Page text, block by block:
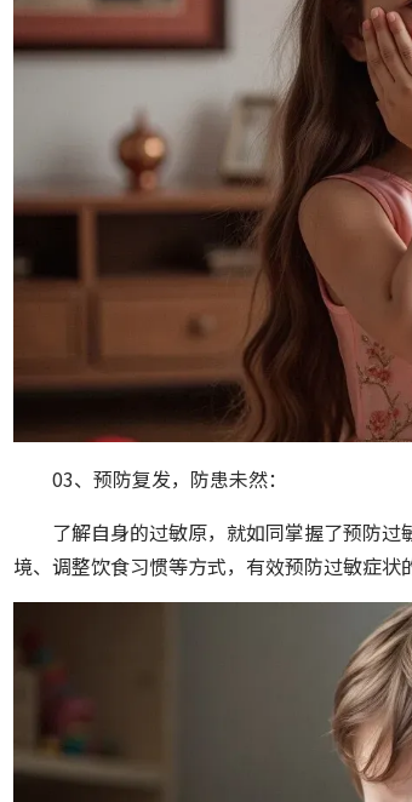
03、预防复发，防患未然：
了解自身的过敏原，就如同掌握了预防
境、调整饮食习惯等方式，有效预防过敏症状